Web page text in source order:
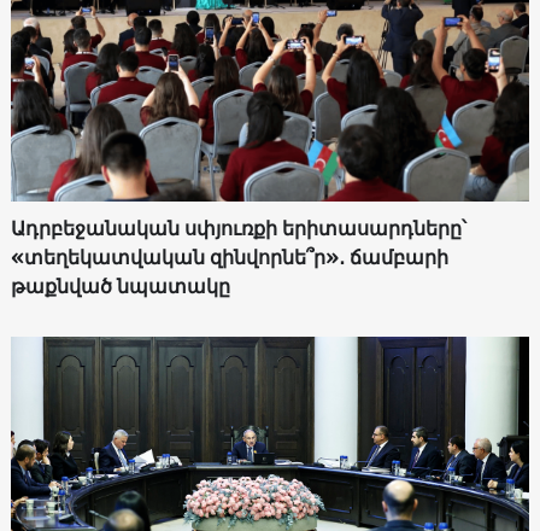
Ադրբեջանական սփյուռքի երիտասարդները՝
«տեղեկատվական զինվորնե՞ր»․ ճամբարի
թաքնված նպատակը